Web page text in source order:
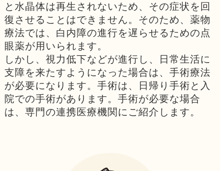
と水晶体は再生されないため、その症状を回
復させることはできません。そのため、薬物
療法では、白内障の進行を遅らせるための点
眼薬が用いられます。
しかし、視力低下などが進行し、日常生活に
支障を来たすようになった場合は、手術療法
が必要になります。手術は、日帰り手術と入
院での手術があります。手術が必要な場合
は、専門の連携医療機関にご紹介します。